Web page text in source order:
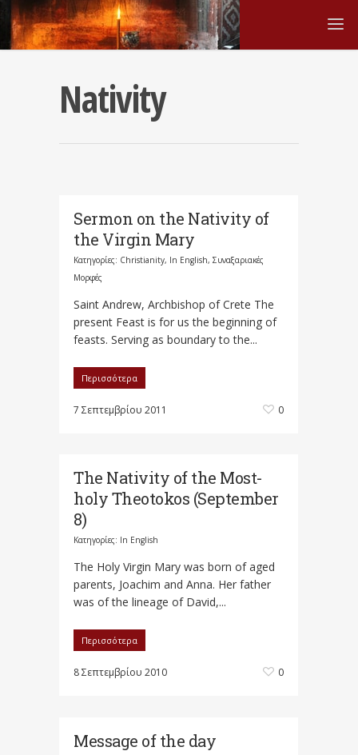
Nativity
Sermon on the Nativity of
the Virgin Mary
Κατηγορίες: Christianity, In English, Συναξαριακές
Μορφές
Saint Andrew, Archbishop of Crete The
present Feast is for us the beginning of
feasts. Serving as boundary to the...
Περισσότερα
7 Σεπτεμβρίου 2011 0
The Nativity of the Most-
holy Theotokos (September
8)
Κατηγορίες: In English
The Holy Virgin Mary was born of aged
parents, Joachim and Anna. Her father
was of the lineage of David,...
Περισσότερα
8 Σεπτεμβρίου 2010 0
Message of the day